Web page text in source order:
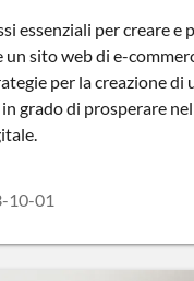
essenziali per creare e
sito web di e-
per la creazione di
in grado di prosperare
10-01